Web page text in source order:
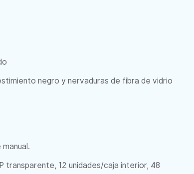
negro y nervaduras de fibra de vidrio
transparente, 12 unidades/caja interior, 48